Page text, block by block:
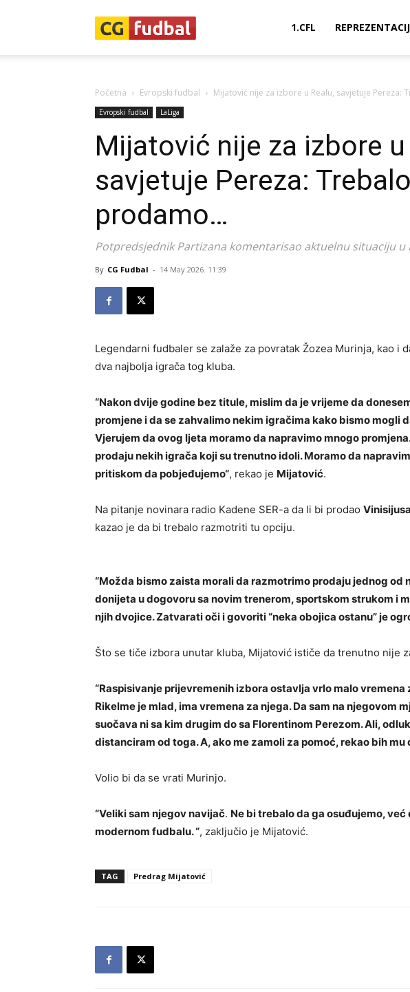
1.CFL
Početna Evropski fudbal Mijatović nije za izbore u Realu, savjetuje
Evropski fudbal LaLiga
Mijatović nije za izbore u
savjetuje Pereza:
prodamo…
Potpredsjednik Partizana komentarisao aktuelnu situaciju u
By CG Fudbal - 14 May 2026. 11:39
Legendarni fudbaler se zalaže za povratak Žozea Murinja, kao i
dva najbolja igrača tog kluba.
“Nakon dvije godine bez titule, mislim da je vrijeme da
promjene i da se zahvalimo nekim igračima kako bismo mogli
Vjerujem da ovog ljeta moramo da napravimo mnogo
prodaju nekih igrača koji su trenutno idoli. Moramo da
pritiskom da pobjeđujemo“, rekao je Mijatović.
Na pitanje novinara radio Kadene SER-a da li bi prodao
kazao je da bi trebalo razmotriti tu opciju.
“Možda bismo zaista morali da razmotrimo prodaju jednog od
donijeta u dogovoru sa novim trenerom, sportskom strukom i
njih dvojice. Zatvarati oči i govoriti “neka obojica ostanu” je
Što se tiče izbora unutar kluba, Mijatović ističe da trenutno nije
“Raspisivanje prijevremenih izbora ostavlja vrlo malo vremena
Rikelme je mlad, ima vremena za njega. Da sam na njegovom
suočava ni sa kim drugim do sa Florentinom Perezom. Ali,
distanciram od toga. A, ako me zamoli za pomoć, rekao bih mu
Volio bi da se vrati Murinjo.
“Veliki sam njegov navijač. Ne bi trebalo da ga osuđujemo,
modernom fudbalu.“, zaključio je Mijatović.
TAG Predrag Mijatović